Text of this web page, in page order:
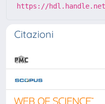
https://hdl.handle.net/
Citazioni